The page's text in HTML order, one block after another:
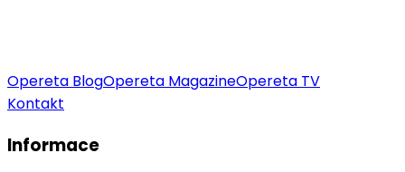
Opereta BlogOpereta MagazineOpereta TV
Kontakt
Informace